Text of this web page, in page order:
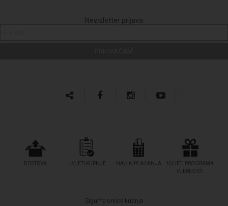
Newsletter prijava
DOSTAVA UVJETI KUPNJE NAČIN PLAĆANJA
UVJETI PROGRAMA
VJERNOSTI
Sigurna online kupnja